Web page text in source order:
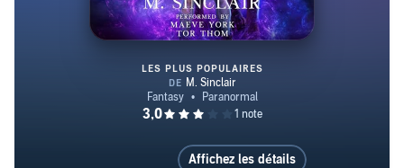
Lost
LES PLUS POPULAIRES
Affichez les détails